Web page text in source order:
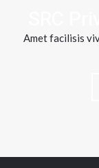
Amet facilisis